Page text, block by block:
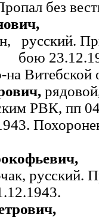
без
рус­ский.
на Витеб­ской
РВК, пп
русский.